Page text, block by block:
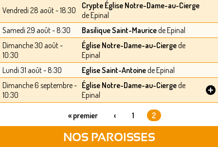
Vendredi 28 août - 18:30
Crypte Église Notre-Dame-au-Cierge
de Epinal
Samedi 29 août - 8:30
Basilique Saint-Mauricede Epinal
Dimanche 30 août -
10:30
Église Notre-Dame-au-Ciergede
Epinal
Lundi 31 août - 8:30
Eglise Saint-Antoinede Epinal
Dimanche 6 septembre -
10:30
Église Notre-Dame-au-Ciergede
Epinal
+
« premier ‹ 1 2
NOS PAROISSES